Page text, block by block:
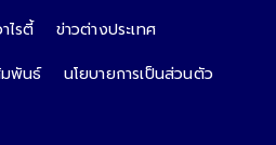
คม ชัด ลึก
Spring News